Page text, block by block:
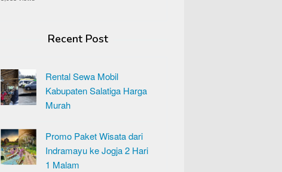
Recent Post
Rental Sewa Mobil
Kabupaten Salatiga Harga
Murah
Promo Paket Wisata dari
Indramayu ke Jogja 2 Hari
1 Malam